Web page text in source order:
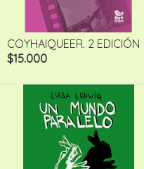
COYHAIQUEER. 2 EDICIÓN
$15.000